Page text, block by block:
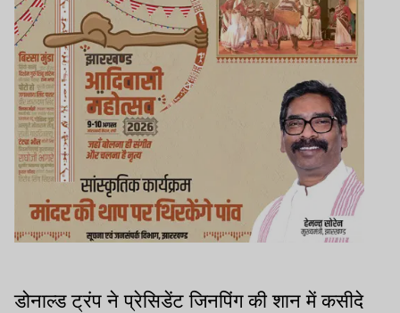
डोनाल्ड ट्रंप ने प्रेसिडेंट जिनपिंग की शान में कसीदे